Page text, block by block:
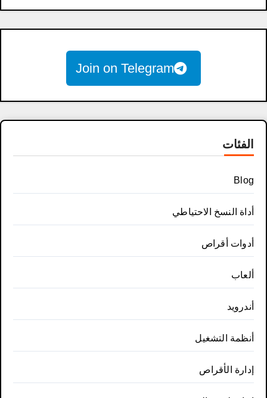
Join on Telegram
الفئات
Blog
أداة النسخ الاحتياطي
أدوات أقراص
ألعاب
أندرويد
أنظمة التشغيل
إدارة الأقراص